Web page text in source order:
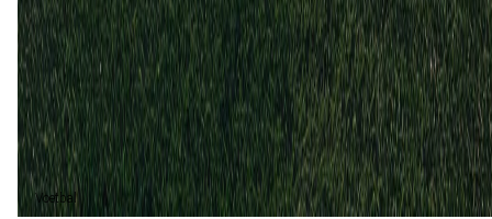
Real Oviedo
Burgos CF
01
Real Oviedo (3)60%
Burgos CF (2)
40%
Voetbal